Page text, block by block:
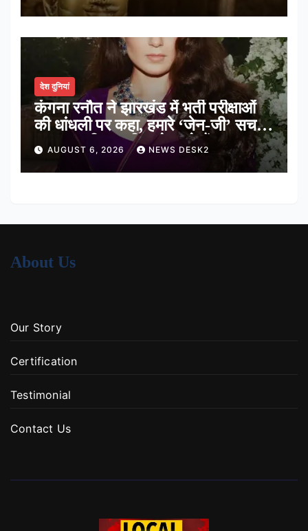
देश दुनियां
कंगना रनौत ने झारखंड में भर्ती परीक्षाओं
की धांधली पर कहा, हमारे ‘जेन-जी’ सच में
हर तरह की तकलीफ झेल रहे हैं
AUGUST 6, 2026 NEWS DESK2
About Us
Our Story
Certification
Testimonial
Contact Us